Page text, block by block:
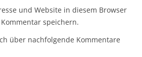
und Website in diesem Browser
speichern.
über nachfolgende Kommentare